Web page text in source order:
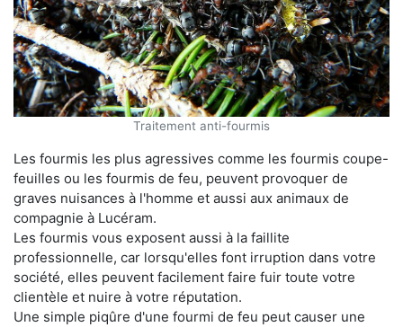
Traitement anti-fourmis
Les fourmis les plus agressives comme les fourmis coupe-
feuilles ou les fourmis de feu, peuvent provoquer de
graves nuisances à l'homme et aussi aux animaux de
compagnie à Lucéram.
Les fourmis vous exposent aussi à la faillite
professionnelle, car lorsqu'elles font irruption dans votre
société, elles peuvent facilement faire fuir toute votre
clientèle et nuire à votre réputation.
Une simple piqûre d'une fourmi de feu peut causer une